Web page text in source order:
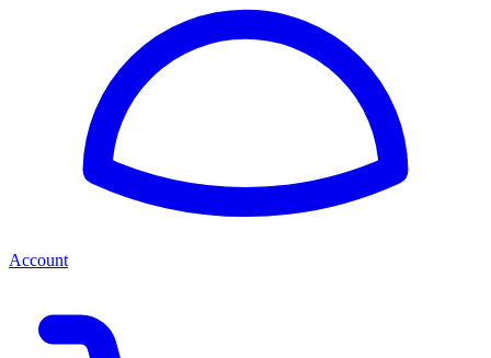
Account